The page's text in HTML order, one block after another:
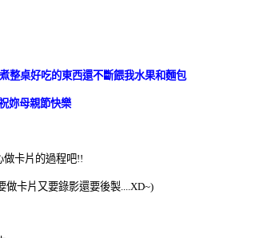
煮整桌好吃的東西還不斷餵我水果和麵包
妳母親節快樂
做卡片的過程吧!!
做卡片又要錄影還要後製....XD~)